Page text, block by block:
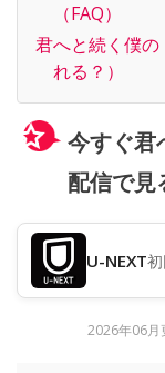
（FAQ）
君へと続く僕
れる？）
今すぐ君
配信で見
U-NEXT
2026年06月